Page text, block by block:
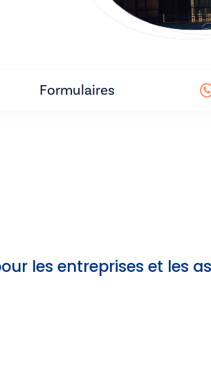
Formulaires
les entreprises et les